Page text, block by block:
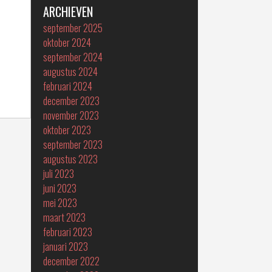
ARCHIEVEN
september 2025
oktober 2024
september 2024
augustus 2024
februari 2024
december 2023
november 2023
oktober 2023
september 2023
augustus 2023
juli 2023
juni 2023
mei 2023
maart 2023
februari 2023
januari 2023
december 2022